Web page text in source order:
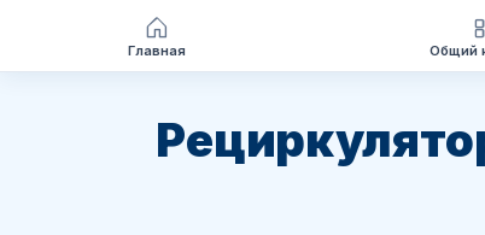
Перейти
содержимому
Главная Общий